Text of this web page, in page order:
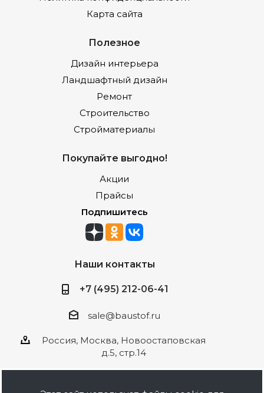
Карта сайта
Полезное
Дизайн интерьера
Ландшафтный дизайн
Ремонт
Строительство
Стройматериалы
Покупайте выгодно!
Акции
Прайсы
Подпишитесь
Наши контакты
+7 (495) 212-06-41
sale@baustof.ru
Россия, Москва, Новоостаповская
д.5, стр.14